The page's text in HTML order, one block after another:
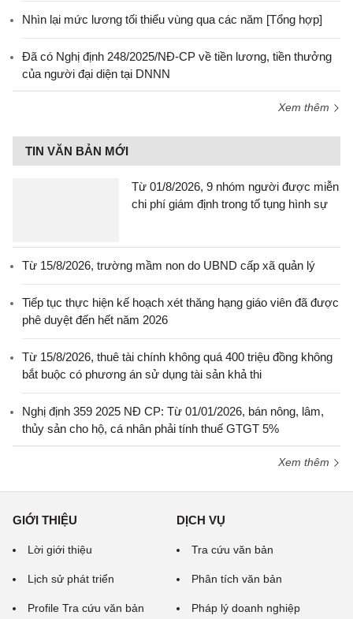
Nhìn lại mức lương tối thiểu vùng qua các năm [Tổng hợp]
Đã có Nghị định 248/2025/NĐ-CP về tiền lương, tiền thưởng
của người đại diện tại DNNN
Xem thêm
TIN VĂN BẢN MỚI
Từ 01/8/2026, 9 nhóm người được miễn
chi phí giám định trong tố tụng hình sự
Từ 15/8/2026, trường mầm non do UBND cấp xã quản lý
Tiếp tục thực hiện kế hoạch xét thăng hạng giáo viên đã được
phê duyệt đến hết năm 2026
Từ 15/8/2026, thuê tài chính không quá 400 triệu đồng không
bắt buộc có phương án sử dụng tài sản khả thi
Nghị định 359 2025 NĐ CP: Từ 01/01/2026, bán nông, lâm,
thủy sản cho hộ, cá nhân phải tính thuế GTGT 5%
Xem thêm
GIỚI THIỆU
Lời giới thiệu
Lịch sử phát triển
Profile Tra cứu văn bản
DỊCH VỤ
Tra cứu văn bản
Phân tích văn bản
Pháp lý doanh nghiệp